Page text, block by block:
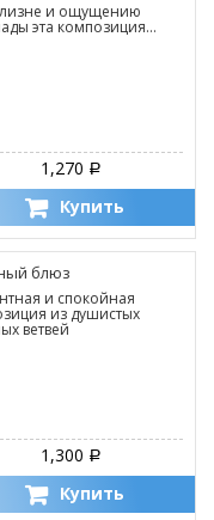
и ощущению
эта композиция…
1,270 Р
Купить
блюз
и спокойная
из душистых
ветвей
1,300 Р
Купить